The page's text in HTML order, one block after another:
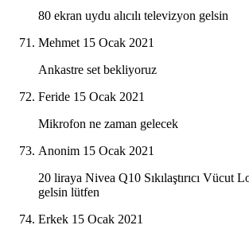
80 ekran uydu alıcılı televizyon gelsin
Mehmet 15 Ocak 2021
Ankastre set bekliyoruz
Feride 15 Ocak 2021
Mikrofon ne zaman gelecek
Anonim 15 Ocak 2021
20 liraya Nivea Q10 Sıkılaştırıcı Vücut
gelsin lütfen
Erkek 15 Ocak 2021